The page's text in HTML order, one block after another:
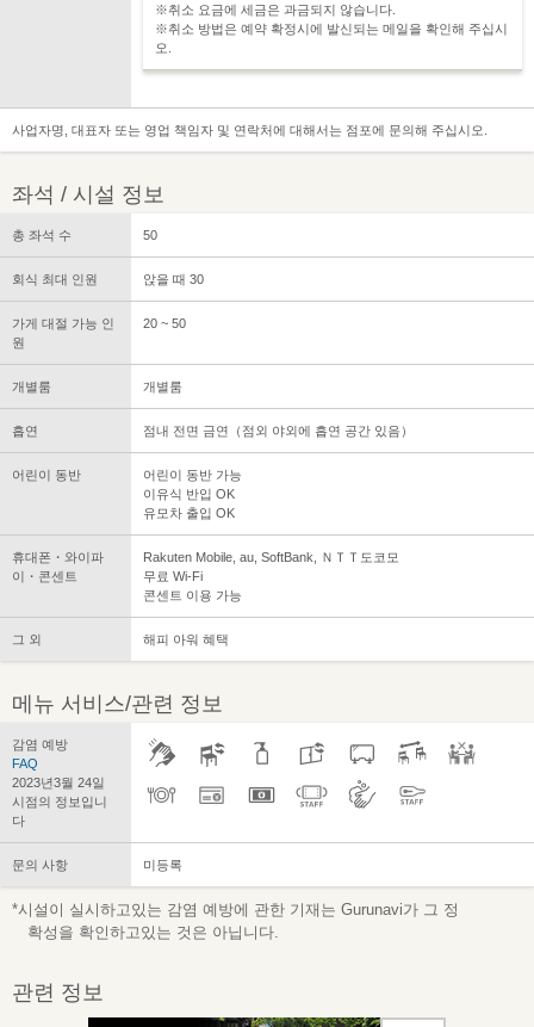
※취소 요금에 세금은 과금되지 않습니다.
※취소 방법은 예약 확정시에 발신되는 메일을 확인해 주십시
오.
사업자명, 대표자 또는 영업 책임자 및 연락처에 대해서는 점포에 문의해 주십시오.
좌석 / 시설 정보
총 좌석 수 50
회식 최대 인원 앉을 때 30
가게 대절 가능 인
원
20 ~ 50
개별룸 개별룸
흡연 점내 전면 금연（점외 야외에 흡연 공간 있음）
어린이 동반
어린이 동반 가능
이유식 반입 OK
유모차 출입 OK
휴대폰・와이파
이・콘센트
Rakuten Mobile, au, SoftBank, ＮＴＴ도코모
무료 Wi-Fi
콘센트 이용 가능
그 외 해피 아워 혜택
메뉴 서비스/관련 정보
감염 예방
FAQ
2023년3월 24일
시점의 정보입니
다
문의 사항 미등록
*시설이 실시하고있는 감염 예방에 관한 기재는 Gurunavi가 그 정
확성을 확인하고있는 것은 아닙니다.
관련 정보